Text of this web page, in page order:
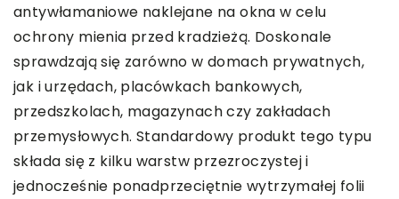
antywłamaniowe naklejane na okna w celu
ochrony mienia przed kradzieżą. Doskonale
sprawdzają się zarówno w domach prywatnych,
jak i urzędach, placówkach bankowych,
przedszkolach, magazynach czy zakładach
przemysłowych. Standardowy produkt tego typu
składa się z kilku warstw przezroczystej i
jednocześnie ponadprzeciętnie wytrzymałej folii